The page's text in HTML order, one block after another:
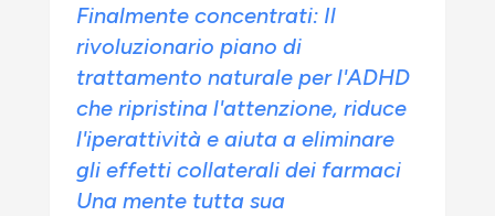
Finalmente concentrati: Il
rivoluzionario piano di
trattamento naturale per l'ADHD
che ripristina l'attenzione, riduce
l'iperattività e aiuta a eliminare
gli effetti collaterali dei farmaci
Una mente tutta sua